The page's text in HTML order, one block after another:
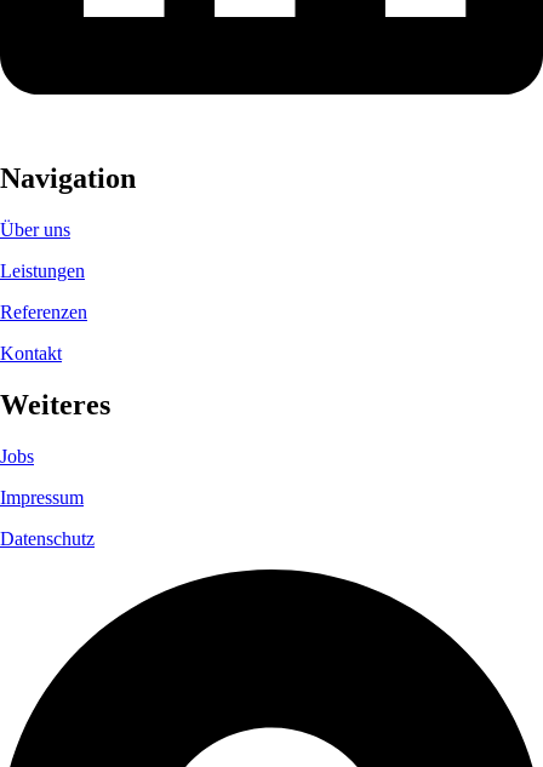
Navigation
Über uns
Leistungen
Referenzen
Kontakt
Weiteres
Jobs
Impressum
Datenschutz